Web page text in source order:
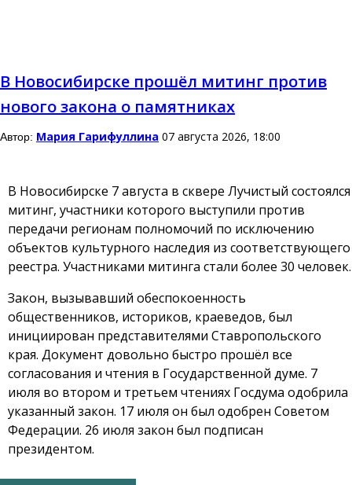
В Новосибирске прошёл митинг против
нового закона о памятниках
Автор: Мария Гарифуллина 07 августа 2026, 18:00
В Новосибирске 7 августа в сквере Лучистый состоялся
митинг, участники которого выступили против
передачи регионам полномочий по исключению
объектов культурного наследия из соответствующего
реестра. Участниками митинга стали более 30 человек.
Закон, вызывавший обеспокоенность
общественников, историков, краеведов, был
инициирован представителями Ставропольского
края. Документ довольно быстро прошёл все
согласования и чтения в Государственной думе. 7
июля во втором и третьем чтениях Госдума одобрила
указанный закон. 17 июля он был одобрен Советом
Федерации. 26 июля закон был подписан
президентом.